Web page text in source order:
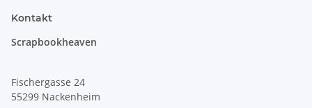
Kontakt
Scrapbookheaven
Fischergasse 24
55299 Nackenheim